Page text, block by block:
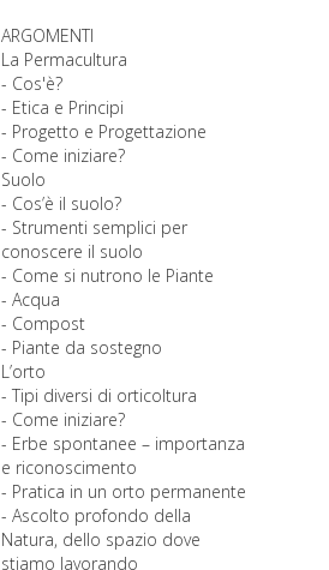
ARGOMENTI
La Permacultura
- Cos'è?
- Etica e Principi
- Progetto e Progettazione
- Come iniziare?
Suolo
- Cos’è il suolo?
- Strumenti semplici per
conoscere il suolo
- Come si nutrono le Piante
- Acqua
- Compost
- Piante da sostegno
L’orto
- Tipi diversi di orticoltura
- Come iniziare?
- Erbe spontanee – importanza
e riconoscimento
- Pratica in un orto permanente
- Ascolto profondo della
Natura, dello spazio dove
stiamo lavorando